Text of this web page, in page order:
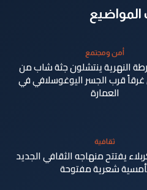
أمن ومجتمع
النهرية ينتشلون جثة شاب من
قرب الجسر اليوغوسلافي في
العمارة
ثقافية
يفتتح منهاجه الثقافي الجديد
شعرية مفتوحة